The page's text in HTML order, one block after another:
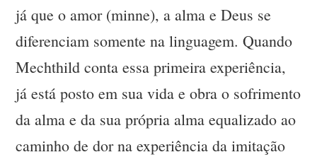
já que o amor (minne), a alma e Deus se
diferenciam somente na linguagem. Quando
Mechthild conta essa primeira experiência,
já está posto em sua vida e obra o sofrimento
da alma e da sua própria alma equalizado ao
caminho de dor na experiência da imitação